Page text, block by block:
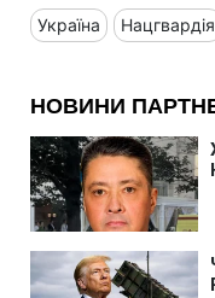
Україна Нацгвардія